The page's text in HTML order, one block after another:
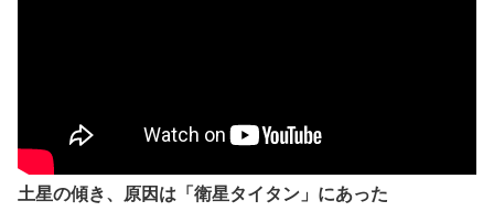
土星の傾き、原因は「衛星タイタン」にあった